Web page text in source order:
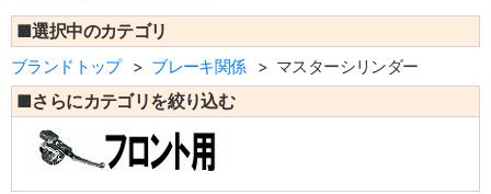
■選択中のカテゴリ
ブランドトップ ブレーキ関係 マスターシリンダー
■さらにカテゴリを絞り込む